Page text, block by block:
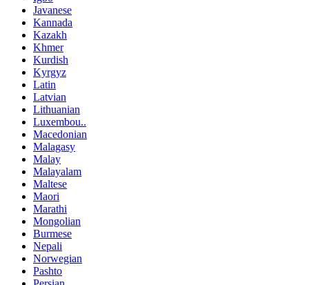
Javanese
Kannada
Kazakh
Khmer
Kurdish
Kyrgyz
Latin
Latvian
Lithuanian
Luxembou..
Macedonian
Malagasy
Malay
Malayalam
Maltese
Maori
Marathi
Mongolian
Burmese
Nepali
Norwegian
Pashto